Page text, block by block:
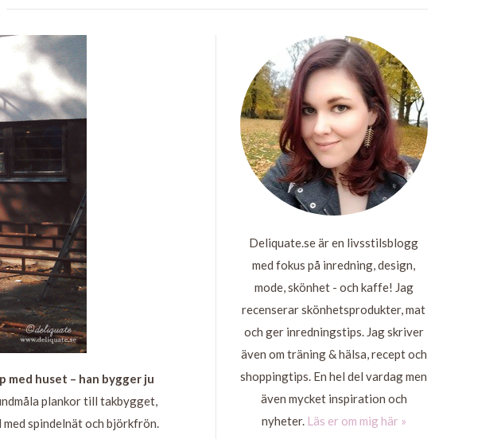
med huset – han bygger ju
plankor till takbygget,
spindelnät och björkfrön.
Deliquate.se är en livsstilsblogg
med fokus på inredning, design,
mode, skönhet - och kaffe! Jag
recenserar skönhetsprodukter, mat
och ger inredningstips. Jag skriver
även om träning & hälsa, recept och
shoppingtips. En hel del vardag men
även mycket inspiration och
nyheter. Läs er om mig här »